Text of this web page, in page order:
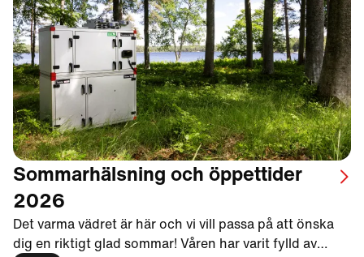
Sommarhälsning och öppettider
2026
Det varma vädret är här och vi vill passa på att önska
dig en riktigt glad sommar! Våren har varit fylld av